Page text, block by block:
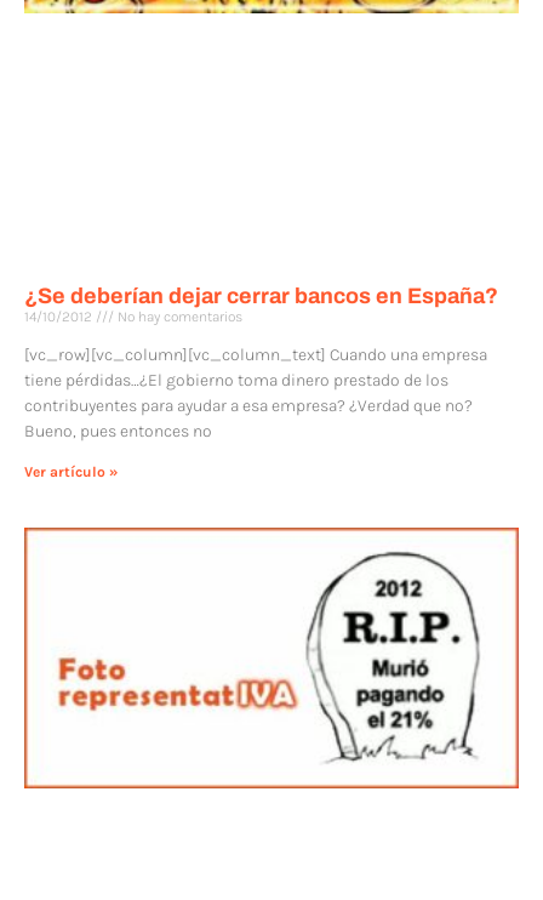
¿Se deberían dejar cerrar bancos en España?
14/10/2012 No hay comentarios
[vc_row][vc_column][vc_column_text] Cuando una empresa
tiene pérdidas…¿El gobierno toma dinero prestado de los
contribuyentes para ayudar a esa empresa? ¿Verdad que no?
Bueno, pues entonces no
Ver artículo »